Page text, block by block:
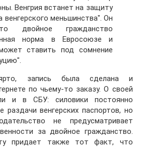
Венгрия встанет на защиту
венгерского меньшинства". Он
двойное гражданство
норма в Евросоюзе и
ставить под сомнение
запись была сделана и
по чьему-то заказу. О своей
и в СБУ: силовики постоянно
раздачи венгерских паспортов, но
не предусматривает
за двойное гражданство.
придает также тот факт, что